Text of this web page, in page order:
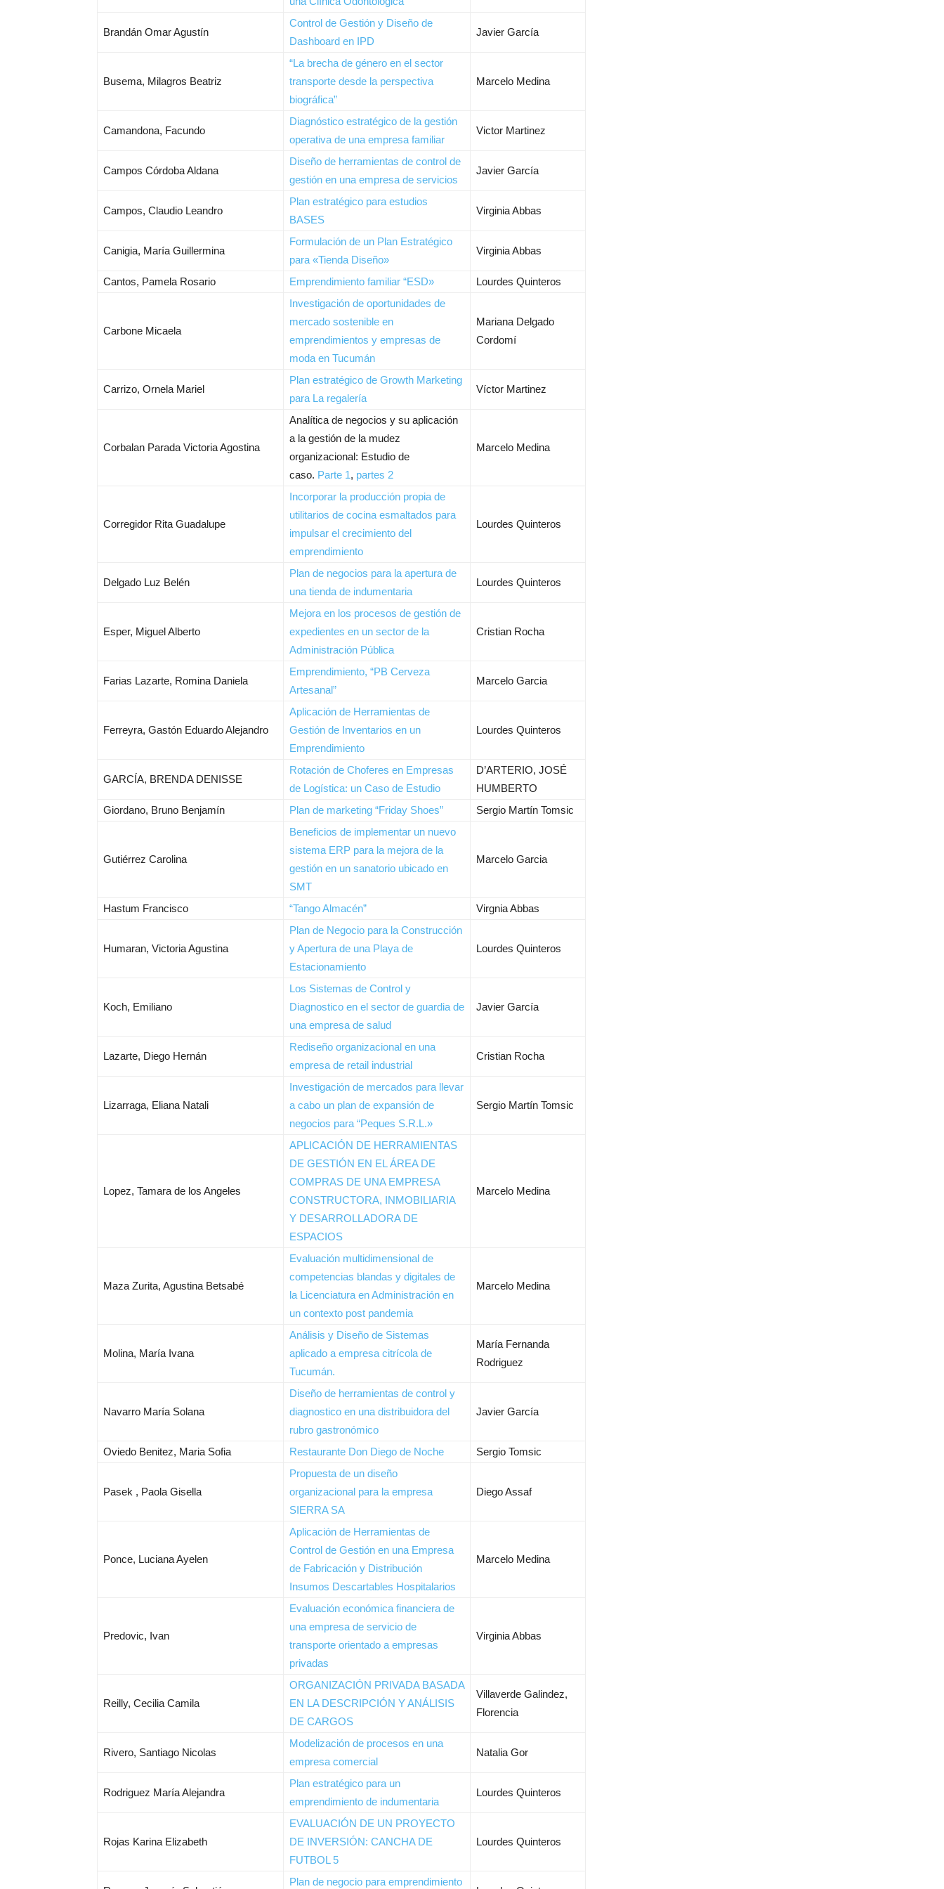
Brandán Omar Agustín
Control de Gestión y Diseño de
Dashboard en IPD
Javier García
Busema, Milagros Beatriz
“La brecha de género en el sector
transporte desde la perspectiva
biográfica”
Marcelo Medina
Camandona, Facundo
Diagnóstico estratégico de la gestión
operativa de una empresa familiar
Victor Martinez
Campos Córdoba Aldana
Diseño de herramientas de control de
gestión en una empresa de servicios
Javier García
Campos, Claudio Leandro
Plan estratégico para estudios
BASES
Virginia Abbas
Canigia, María Guillermina
Formulación de un Plan Estratégico
para «Tienda Diseño»
Virginia Abbas
Cantos, Pamela Rosario Emprendimiento familiar “ESD» Lourdes Quinteros
Carbone Micaela
Investigación de oportunidades de
mercado sostenible en
emprendimientos y empresas de
moda en Tucumán
Mariana Delgado
Cordomí
Carrizo, Ornela Mariel
Plan estratégico de Growth Marketing
para La regalería
Víctor Martinez
Corbalan Parada Victoria Agostina
Analítica de negocios y su aplicación
a la gestión de la mudez
organizacional: Estudio de
caso. Parte 1, partes 2
Marcelo Medina
Corregidor Rita Guadalupe
Incorporar la producción propia de
utilitarios de cocina esmaltados para
impulsar el crecimiento del
emprendimiento
Lourdes Quinteros
Delgado Luz Belén
Plan de negocios para la apertura de
una tienda de indumentaria
Lourdes Quinteros
Esper, Miguel Alberto
Mejora en los procesos de gestión de
expedientes en un sector de la
Administración Pública
Cristian Rocha
Farias Lazarte, Romina Daniela
Emprendimiento, “PB Cerveza
Artesanal”
Marcelo Garcia
Ferreyra, Gastón Eduardo Alejandro
Aplicación de Herramientas de
Gestión de Inventarios en un
Emprendimiento
Lourdes Quinteros
GARCÍA, BRENDA DENISSE
Rotación de Choferes en Empresas
de Logística: un Caso de Estudio
D’ARTERIO, JOSÉ
HUMBERTO
Giordano, Bruno Benjamín
Plan de marketing “Friday Shoes” Sergio Martín Tomsic
Gutiérrez Carolina
Beneficios de implementar un nuevo
sistema ERP para la mejora de la
gestión en un sanatorio ubicado en
SMT
Marcelo Garcia
Hastum Francisco “Tango Almacén” Virgnia Abbas
Humaran, Victoria Agustina
Plan de Negocio para la Construcción
y Apertura de una Playa de
Estacionamiento
Lourdes Quinteros
Koch, Emiliano
Los Sistemas de Control y
Diagnostico en el sector de guardia de
una empresa de salud
Javier García
Lazarte, Diego Hernán
Rediseño organizacional en una
empresa de retail industrial
Cristian Rocha
Lizarraga, Eliana Natali
Investigación de mercados para llevar
a cabo un plan de expansión de
negocios para “Peques S.R.L.»
Sergio Martín Tomsic
Lopez, Tamara de los Angeles
APLICACIÓN DE HERRAMIENTAS
DE GESTIÓN EN EL ÁREA DE
COMPRAS DE UNA EMPRESA
CONSTRUCTORA, INMOBILIARIA
Y DESARROLLADORA DE
ESPACIOS
Marcelo Medina
Maza Zurita, Agustina Betsabé
Evaluación multidimensional de
competencias blandas y digitales de
la Licenciatura en Administración en
un contexto post pandemia
Marcelo Medina
Molina, María Ivana
Análisis y Diseño de Sistemas
aplicado a empresa citrícola de
Tucumán.
María Fernanda
Rodriguez
Navarro María Solana
Diseño de herramientas de control y
diagnostico en una distribuidora del
rubro gastronómico
Javier García
Oviedo Benitez, Maria Sofia Restaurante Don Diego de Noche Sergio Tomsic
Pasek , Paola Gisella
Propuesta de un diseño
organizacional para la empresa
SIERRA SA
Diego Assaf
Ponce, Luciana Ayelen
Aplicación de Herramientas de
Control de Gestión en una Empresa
de Fabricación y Distribución
Insumos Descartables Hospitalarios
Marcelo Medina
Predovic, Ivan
Evaluación económica financiera de
una empresa de servicio de
transporte orientado a empresas
privadas
Virginia Abbas
Reilly, Cecilia Camila
ORGANIZACIÓN PRIVADA BASADA
EN LA DESCRIPCIÓN Y ANÁLISIS
DE CARGOS
Villaverde Galindez,
Florencia
Rivero, Santiago Nicolas
Modelización de procesos en una
empresa comercial
Natalia Gor
Rodriguez María Alejandra
Plan estratégico para un
emprendimiento de indumentaria
Lourdes Quinteros
Rojas Karina Elizabeth
EVALUACIÓN DE UN PROYECTO
DE INVERSIÓN: CANCHA DE
FUTBOL 5
Lourdes Quinteros
Plan de negocio para emprendimiento